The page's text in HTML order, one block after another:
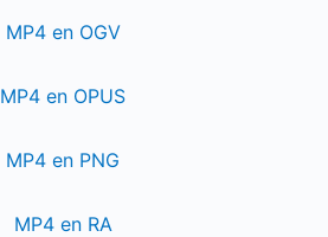
MP4 en OGV
MP4 en OPUS
MP4 en PNG
MP4 en RA